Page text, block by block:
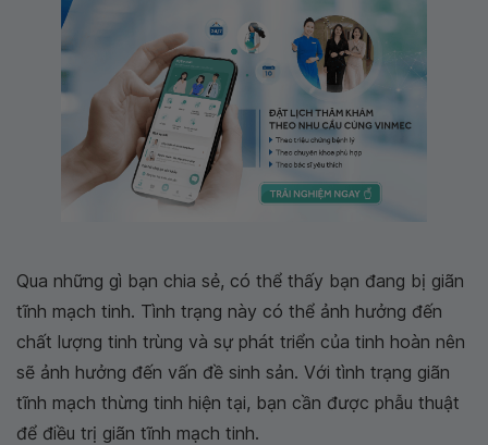
Qua những gì bạn chia sẻ, có thể thấy bạn đang bị giãn
tĩnh mạch tinh. Tình trạng này có thể ảnh hưởng đến
chất lượng tinh trùng và sự phát triển của tinh hoàn nên
sẽ ảnh hưởng đến vấn đề sinh sản. Với tình trạng giãn
tĩnh mạch thừng tinh hiện tại, bạn cần được phẫu thuật
để điều trị giãn tĩnh mạch tinh.